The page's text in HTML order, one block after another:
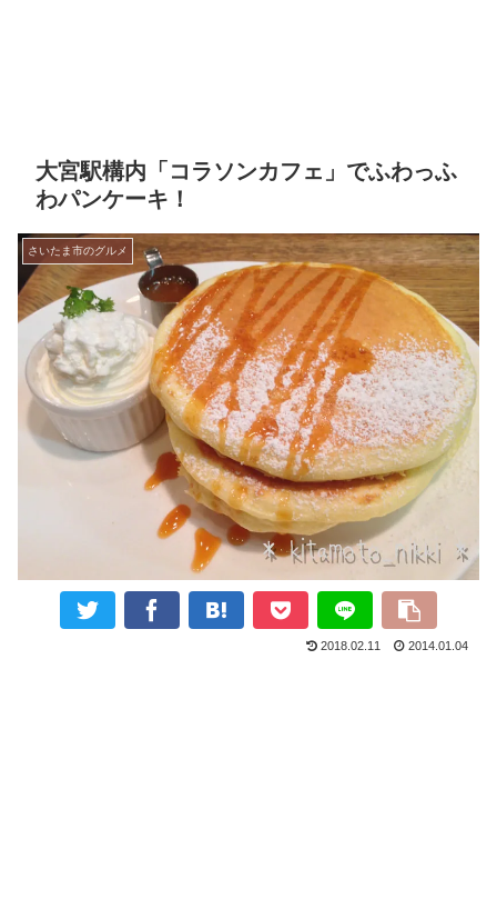
大宮駅構内「コラソンカフェ」でふわっふ
わパンケーキ！
さいたま市のグルメ
2018.02.11 2014.01.04